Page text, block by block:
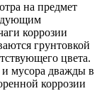
на предмет
коррозии
грунтовкой
цвета.
и мусора дважды в
коррозии